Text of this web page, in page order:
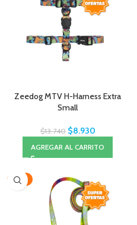
Zeedog MTV H-Harness Extra
Small
$13.740 $8.930
AGREGAR AL CARRITO
-41%